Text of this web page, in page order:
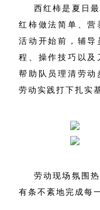
西红柿是夏日最
红柿做法简单、营
活动开始前，辅导
程、操作技巧以及
帮助队员理清劳动
劳动实践打下扎实
劳动现场氛围热
有条不紊地完成每